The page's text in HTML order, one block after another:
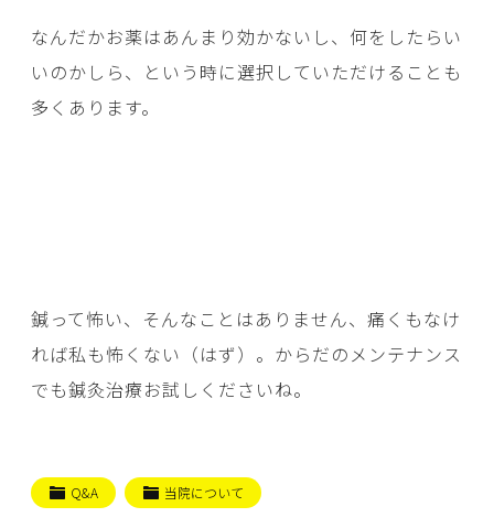
なんだかお薬はあんまり効かないし、何をしたらい
いのかしら、という時に選択していただけることも
多くあります。
鍼って怖い、そんなことはありません、痛くもなけ
れば私も怖くない（はず）。からだのメンテナンス
でも鍼灸治療お試しくださいね。
Q&A 当院について